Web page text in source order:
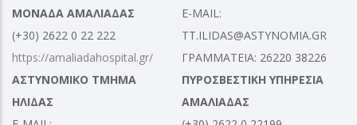
ΜΟΝΑΔΑ ΑΜΑΛΙΑΔΑΣ
(+30) 2622 0 22 222
https://amaliadahospital.gr/
ΑΣΤΥΝΟΜΙΚΟ ΤΜΗΜΑ
ΗΛΙΔΑΣ
E-MAIL:
TT.ILIDAS@ASTYNOMIA.GR
ΓΡΑΜΜΑΤΕΙΑ: 26220 38226
ΠΥΡΟΣΒΕΣΤΙΚΗ ΥΠΗΡΕΣΙΑ
ΑΜΑΛΙΑΔΑΣ